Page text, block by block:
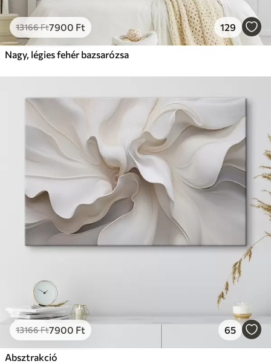
13166Ft7900 Ft 129
Nagy, légies fehér bazsarózsa
13166Ft7900 Ft 65
Absztrakció